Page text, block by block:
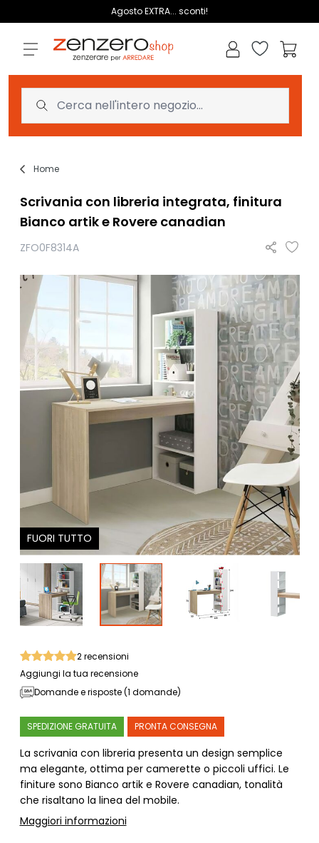
Agosto EXTRA... sconti!
Lista dei
Home
Scrivania con libreria integrata, finitura
Bianco artik e Rovere canadian
ZFO0F8314A
FUORI TUTTO
2recensioni
Aggiungi la tua recensione
Domande e risposte (1 domande)
SPEDIZIONE GRATUITA PRONTA CONSEGNA
La scrivania con libreria presenta un design semplice
ma elegante, ottima per camerette o piccoli uffici. Le
finiture sono Bianco artik e Rovere canadian, tonalità
che risaltano la linea del mobile.
Maggiori informazioni